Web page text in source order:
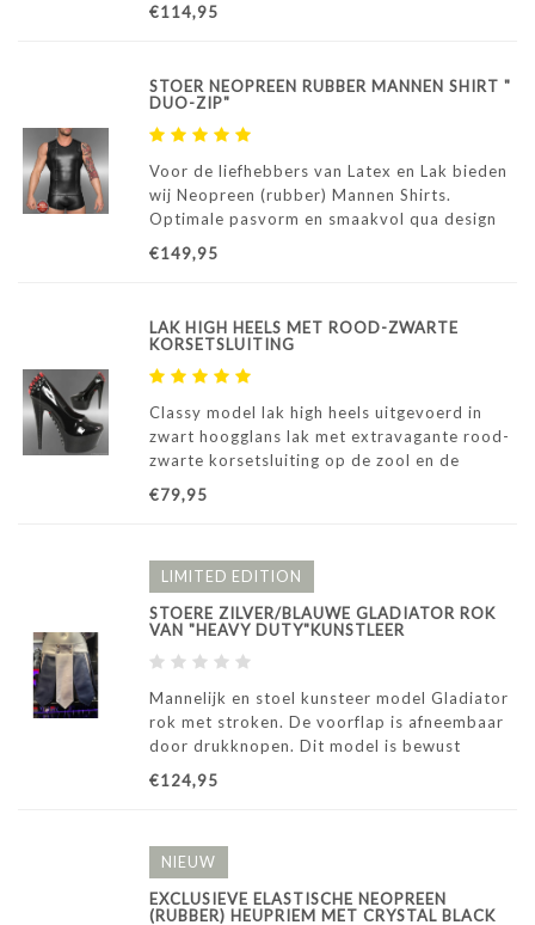
party's.
€114,95
STOER NEOPREEN RUBBER MANNEN SHIRT "
DUO-ZIP"
Voor de liefhebbers van Latex en Lak bieden
wij Neopreen (rubber) Mannen Shirts.
Optimale pasvorm en smaakvol qua design
en looks. Voor de man die houdt van
extravagantie met stijl is dit shirt een "must
€149,95
LAK HIGH HEELS MET ROOD-ZWARTE
KORSETSLUITING
Classy model lak high heels uitgevoerd in
zwart hoogglans lak met extravagante rood-
zwarte korsetsluiting op de zool en de
achterzijde.
€79,95
LIMITED EDITION
STOERE ZILVER/BLAUWE GLADIATOR ROK
VAN "HEAVY DUTY"KUNSTLEER
Mannelijk en stoel kunsteer model Gladiator
rok met stroken. De voorflap is afneembaar
door drukknopen. Dit model is bewust
gemaakt van dikker kunstleer ("old school"),
zodat het stevig en stoer aanvoelt en je niet
€124,95
NIEUW
EXCLUSIEVE ELASTISCHE NEOPREEN
(RUBBER) HEUPRIEM MET CRYSTAL BLACK